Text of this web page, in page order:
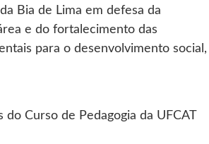
Bia de Lima em defesa da
e do fortalecimento das
para o desenvolvimento social,
Curso de Pedagogia da UFCAT